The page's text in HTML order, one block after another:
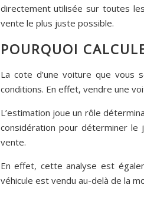
directement utilisée sur toutes
vente le plus juste possible.
POURQUOI
La cote d’une voiture que vous
conditions. En effet, vendre une
L’estimation joue un rôle
considération pour déterminer le
vente.
En effet, cette analyse est
véhicule est vendu au-delà de la